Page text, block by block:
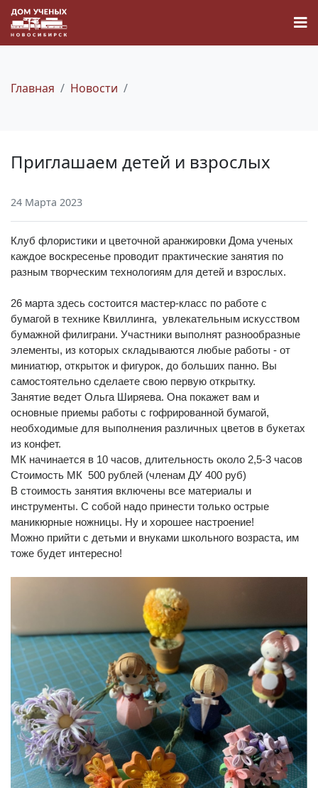
Наука
О Доме учёных
Виртуальный тур
Контакты
Вакансии
Главная Новости
Приглашаем детей и взрослых
24 Марта 2023
Клуб флористики и цветочной аранжировки Дома ученых
каждое воскресенье проводит практические занятия по
разным творческим технологиям для детей и взрослых.
26 марта здесь состоится мастер-класс по работе с
бумагой в технике Квиллинга, увлекательным искусством
бумажной филиграни. Участники выполнят разнообразные
элементы, из которых складываются любые работы - от
миниатюр, открыток и фигурок, до больших панно. Вы
самостоятельно сделаете свою первую открытку.
Занятие ведет Ольга Ширяева. Она покажет вам и
основные приемы работы с гофрированной бумагой,
необходимые для выполнения различных цветов в букетах
из конфет.
МК начинается в 10 часов, длительность около 2,5-3 часов
Стоимость МК 500 рублей (членам ДУ 400 руб)
В стоимость занятия включены все материалы и
инструменты. С собой надо принести только острые
маникюрные ножницы. Ну и хорошее настроение!
Можно прийти с детьми и внуками школьного возраста, им
тоже будет интересно!